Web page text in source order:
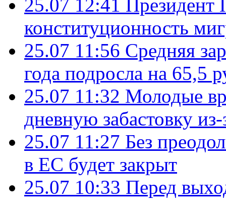
25.07 12:41 Президент
конституционность
25.07 11:56 Средняя
года подросла на 65,5
25.07 11:32 Молодые
дневную забастовку
25.07 11:27 Без
в ЕС будет закрыт
25.07 10:33 Перед